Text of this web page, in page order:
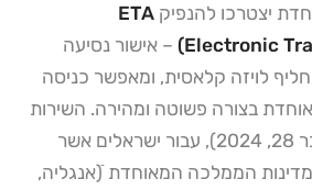
יצטרכו להנפיק ETA
(Electronic – אישור נסיעה
לויזה קלאסית, ומאפשר כניסה
בצורה פשוטה ומהירה. השירות
זמין כבר מהיום (נובמבר 28, 2024), עבור ישראלים אשר
הממלכה המאוחדת ֿ(אנגליה,